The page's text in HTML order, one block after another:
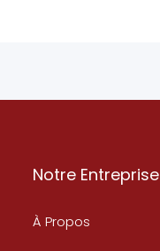
Notre Entreprise
À Propos